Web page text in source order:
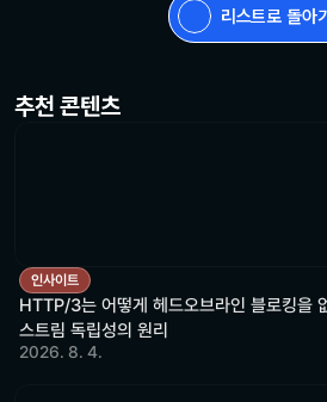
리스트로 돌아
추천 콘텐츠
인사이트
HTTP/3는 어떻게 헤드오브라인 블로킹을
스트림 독립성의 원리
2026. 8. 4.